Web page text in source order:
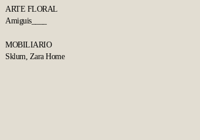
ARTE FLORAL
Amiguis____
MOBILIARIO
Sklum, Zara Home